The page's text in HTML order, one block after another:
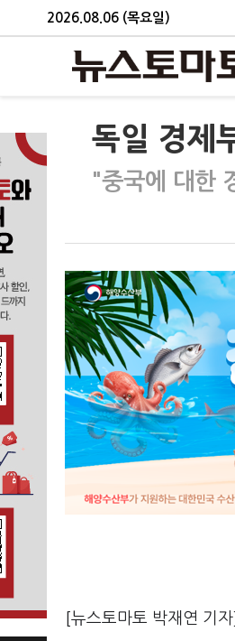
2026.08.06 (목요일)
독일 경제
"중국에 대한
[뉴스토마토 박재연 기